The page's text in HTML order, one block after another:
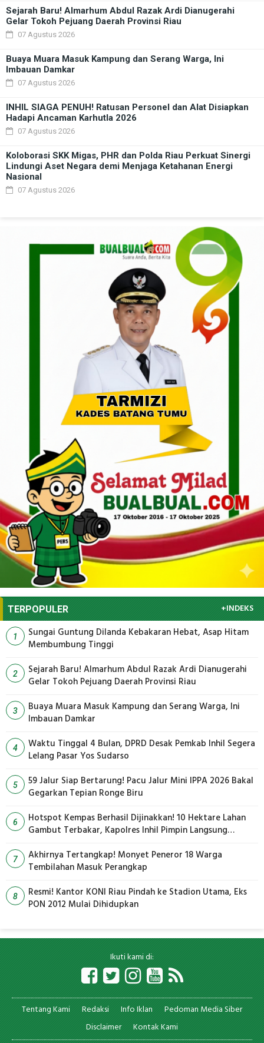
Sejarah Baru! Almarhum Abdul Razak Ardi Dianugerahi
Gelar Tokoh Pejuang Daerah Provinsi Riau
07 Agustus 2026
Buaya Muara Masuk Kampung dan Serang Warga, Ini
Imbauan Damkar
07 Agustus 2026
INHIL SIAGA PENUH! Ratusan Personel dan Alat Disiapkan
Hadapi Ancaman Karhutla 2026
07 Agustus 2026
Koloborasi SKK Migas, PHR dan Polda Riau Perkuat Sinergi
Lindungi Aset Negara demi Menjaga Ketahanan Energi
Nasional
07 Agustus 2026
TERPOPULER +INDEKS
1
Sungai Guntung Dilanda Kebakaran Hebat, Asap Hitam
Membumbung Tinggi
2
Sejarah Baru! Almarhum Abdul Razak Ardi Dianugerahi
Gelar Tokoh Pejuang Daerah Provinsi Riau
3
Buaya Muara Masuk Kampung dan Serang Warga, Ini
Imbauan Damkar
4
Waktu Tinggal 4 Bulan, DPRD Desak Pemkab Inhil Segera
Lelang Pasar Yos Sudarso
5
59 Jalur Siap Bertarung! Pacu Jalur Mini IPPA 2026 Bakal
Gegarkan Tepian Ronge Biru
6
Hotspot Kempas Berhasil Dijinakkan! 10 Hektare Lahan
Gambut Terbakar, Kapolres Inhil Pimpin Langsung
7
Akhirnya Tertangkap! Monyet Peneror 18 Warga
Tembilahan Masuk Perangkap
8
Resmi! Kantor KONI Riau Pindah ke Stadion Utama, Eks
PON 2012 Mulai Dihidupkan
Ikuti kami di:
Tentang Kami Redaksi Info Iklan
Pedoman Media Siber
Disclaimer
Kontak Kami